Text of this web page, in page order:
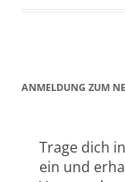
ANMELDUNG ZUM
Trage dich
ein und